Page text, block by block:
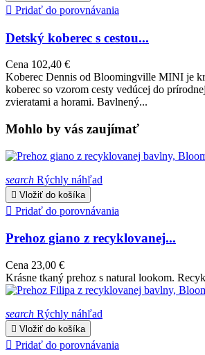
 Pridať do porovnávania
Detský koberec s cestou...
Cena 102,40 €
Koberec Dennis od Bloomingville MINI je
koberec so vzorom cesty vedúcej do
zvieratami a horami. Bavlnený...
Mohlo by vás zaujímať
search Rýchly náhľad
 Vložiť do košíka
 Pridať do porovnávania
Prehoz giano z recyklovanej...
Cena 23,00 €
Krásne tkaný prehoz s natural lookom.
search Rýchly náhľad
 Vložiť do košíka
 Pridať do porovnávania